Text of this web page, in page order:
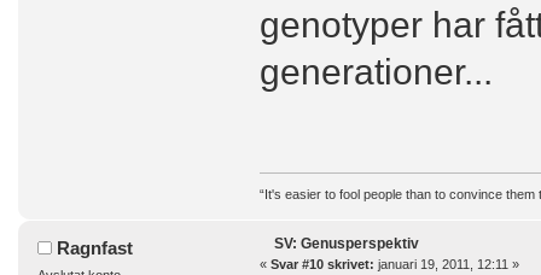
genotyper har
generationer...
“It's easier to fool people than to convince them
Ragnfast SV: Genusperspektiv
« Svar #10 skrivet: januari 19, 2011, 12:11 »